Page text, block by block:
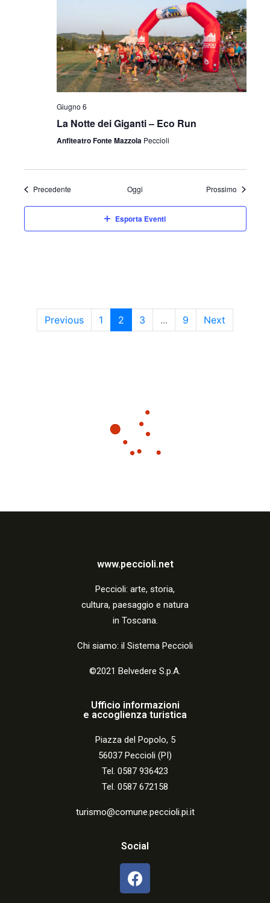
Giugno 6
La Notte dei Giganti – Eco Run
Anfiteatro Fonte Mazzola Peccioli
PrecedenteEventi Oggi Prossimo Eventi
Esporta Eventi
Previous 1 2 3 ... 9 Next
www.peccioli.net
Peccio li: arte, storia,
cultura, paesaggio e natura
in Toscana.
Chi siamo: il Sistema Peccioli
©2021 Belvedere S.p.A.
Ufficio informazioni
e accoglienza turistica
Piazza del Popolo, 5
56037 Peccioli (PI)
Tel. 0587 936423
Tel. 0587 672158
turismo@comune.peccioli.pi.it
Social